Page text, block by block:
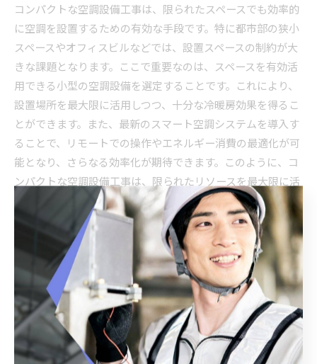
コンパクトな空調設備工事は、限られたスペースでも効率的
に空調を設置するための有効な手段です。特に都市部の狭小
スペースやオフィスビルなどでは、設置スペースの制約が大
きな課題となります。ここで重要なのは、スペースを有効活
用できる小型の空調設備を選定することです。これにより、
設置場所を最大限に活用しつつ、十分な冷暖房効果を得るこ
とができます。また、最新のスマート空調システムを導入す
ることで、リモートでの操作やエネルギー消費の最適化が可
能となり、さらなる効率化が期待できます。このように、コ
ンパクトな空調設備工事は、限られたリソースを最大限に活
かすための賢い選択肢となります。
空調設備工事の費用対効果を検証する
空調設備工事における費用対効果を検証することは、投資を
最大限に活かすために重要です。まず、初期投資と運用コス
トを正確に把握することが求められます。例えば、高効率な
空調システムを導入することで、初期費用は高くなるかもし
れませんが、長期的なエネルギー消費の削減が期待できま